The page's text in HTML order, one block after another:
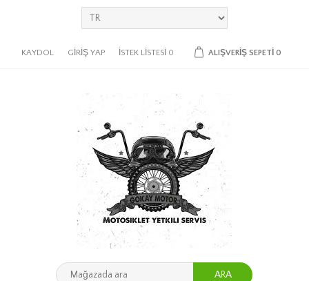
KAYDOL GIRIŞ YAP İSTEK LISTESI 0 ALIŞVERIŞ SEPETI 0
ARA